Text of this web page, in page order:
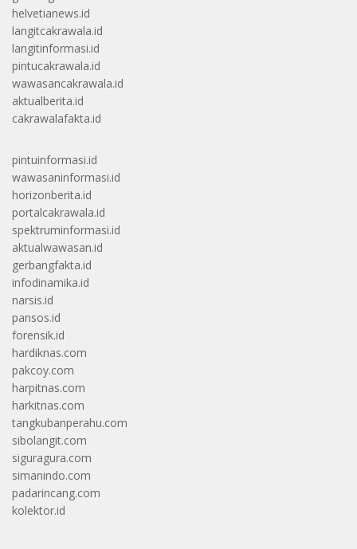
helvetianews.id
langitcakrawala.id
langitinformasi.id
pintucakrawala.id
wawasancakrawala.id
aktualberita.id
cakrawalafakta.id
pintuinformasi.id
wawasaninformasi.id
horizonberita.id
portalcakrawala.id
spektruminformasi.id
aktualwawasan.id
gerbangfakta.id
infodinamika.id
narsis.id
pansos.id
forensik.id
hardiknas.com
pakcoy.com
harpitnas.com
harkitnas.com
tangkubanperahu.com
sibolangit.com
siguragura.com
simanindo.com
padarincang.com
kolektor.id